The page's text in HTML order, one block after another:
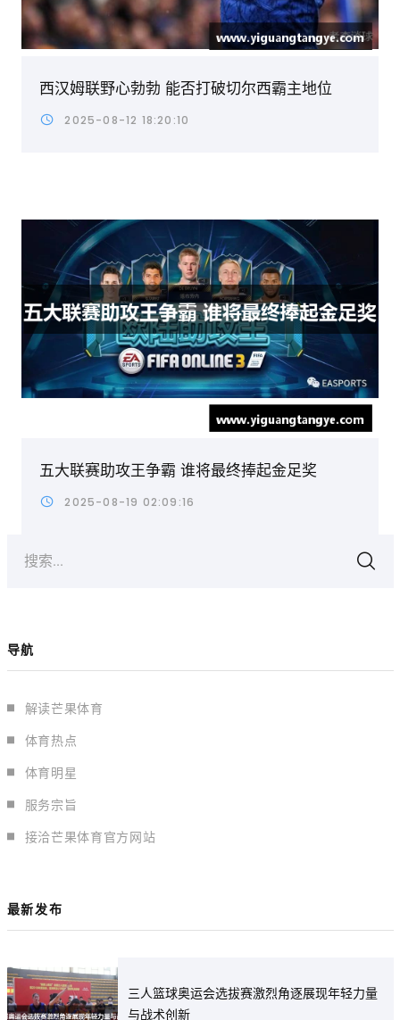
西汉姆联野心勃勃 能否打破切尔西霸主地位
2025-08-12 18:20:10
五大联赛助攻王争霸 谁将最终捧起金足奖
2025-08-19 02:09:16
搜索...
导航
解读芒果体育
体育热点
体育明星
服务宗旨
接洽芒果体育官方网站
最新发布
三人篮球奥运会选拔赛激烈角逐展现年轻力量
与战术创新